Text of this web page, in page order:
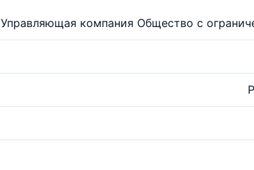
Управляющая компания Общество с